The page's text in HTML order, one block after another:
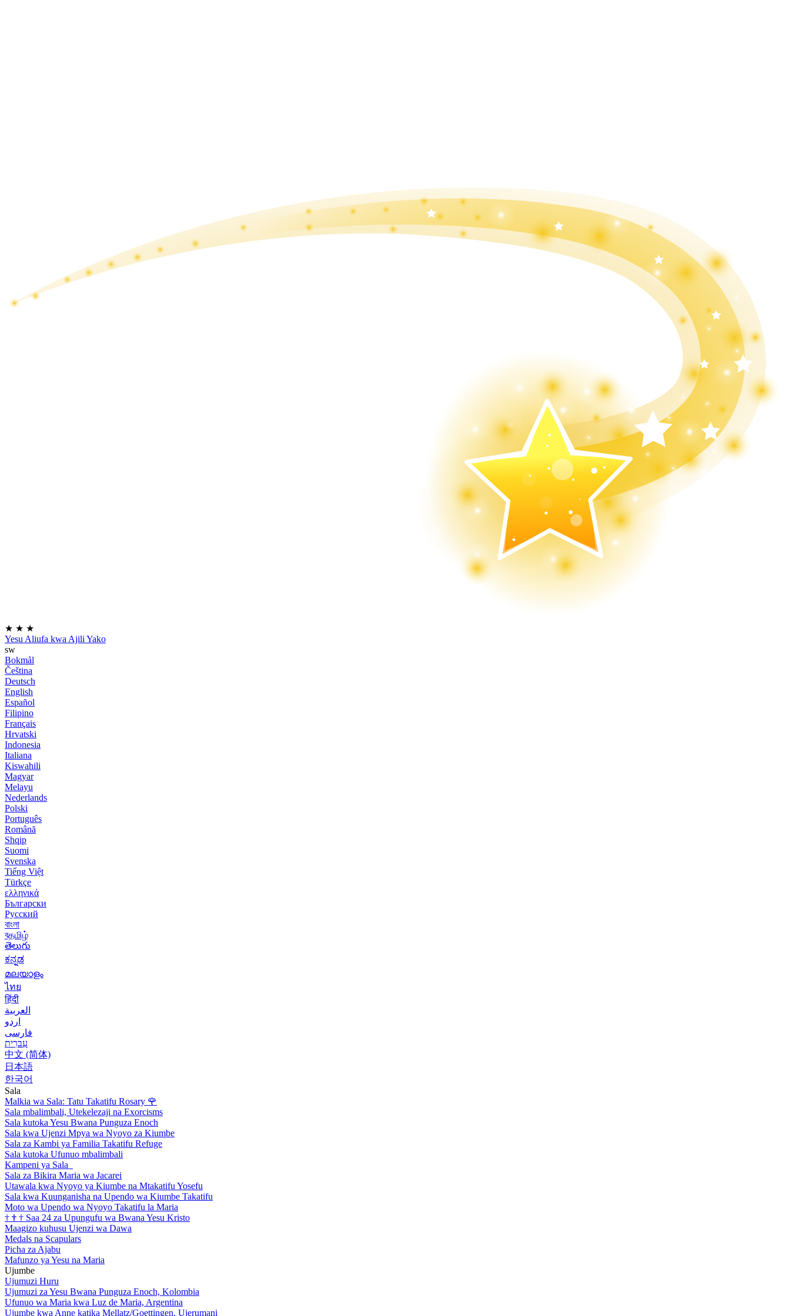
★ ★ ★
Yesu Aliufa kwa Ajili Yako
sw
Bokmål
Čeština
Deutsch
English
Español
Filipino
Français
Hrvatski
Indonesia
Italiana
Kiswahili
Magyar
Melayu
Nederlands
Polski
Português
Română
Shqip
Suomi
Svenska
Tiếng Việt
Türkçe
ελληνικά
Български
Русский
বাংলা
বதமிழ்
తెలుగు
ಕನ್ನಡ
മലയാളം
ไทย
हिंदी
العربية
اردو
فارسی
עִברִית
中文 (简体)
日本語
한국어
Sala
Malkia wa Sala: Tatu Takatifu Rosary 🌹
Sala mbalimbali, Utekelezaji na Exorcisms
Sala kutoka Yesu Bwana Punguza Enoch
Sala kwa Ujenzi Mpya wa Nyoyo za Kiumbe
Sala za Kambi ya Familia Takatifu Refuge
Sala kutoka Ufunuo mbalimbali
Kampeni ya Sala
Sala za Bikira Maria wa Jacarei
Utawala kwa Nyoyo ya Kiumbe na Mtakatifu Yosefu
Sala kwa Kuunganisha na Upendo wa Kiumbe Takatifu
Moto wa Upendo wa Nyoyo Takatifu la Maria
† † † Saa 24 za Upungufu wa Bwana Yesu Kristo
Maagizo kuhusu Ujenzi wa Dawa
Medals na Scapulars
Picha za Ajabu
Mafunzo ya Yesu na Maria
Ujumbe
Ujumuzi Huru
Ujumuzi za Yesu Bwana Punguza Enoch, Kolombia
Ufunuo wa Maria kwa Luz de Maria, Argentina
Ujumbe kwa Anne katika Mellatz/Goettingen, Ujerumani